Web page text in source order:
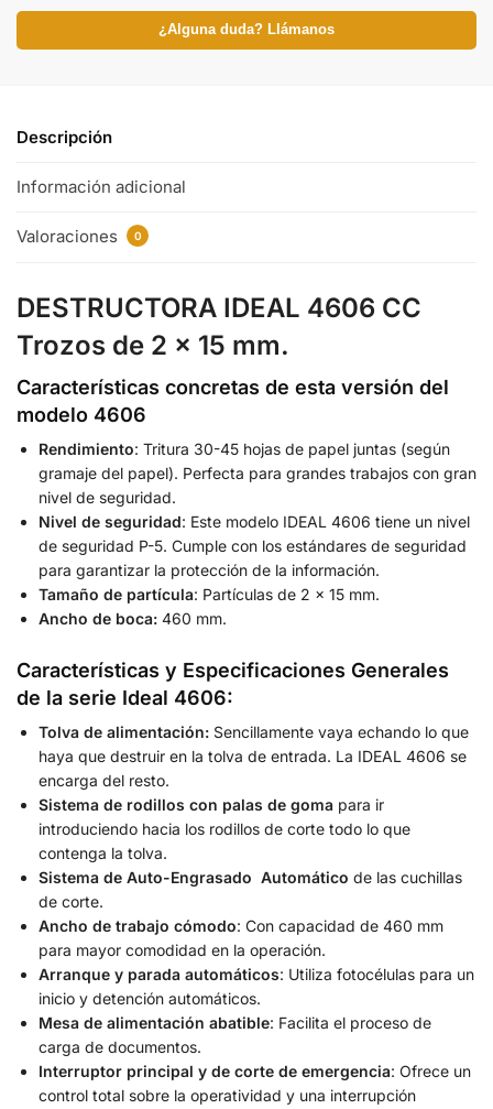
¿Alguna duda? Llámanos
Descripción
Información adicional
Valoraciones 0
DESTRUCTORA IDEAL 4606 CC
Trozos de 2 x 15 mm.
Características concretas de esta versión del
modelo 4606
Rendimiento: Tritura 30-45 hojas de papel juntas (según
gramaje del papel). Perfecta para grandes trabajos con gran
nivel de seguridad.
Nivel de seguridad: Este modelo IDEAL 4606 tiene un nivel
de seguridad P-5. Cumple con los estándares de seguridad
para garantizar la protección de la información.
Tamaño de partícula: Partículas de 2 x 15 mm.
Ancho de boca: 460 mm.
Características y Especificaciones Generales
de la serie Ideal 4606:
Tolva de alimentación: Sencillamente vaya echando lo que
haya que destruir en la tolva de entrada. La IDEAL 4606 se
encarga del resto.
Sistema de rodillos con palas de goma para ir
introduciendo hacia los rodillos de corte todo lo que
contenga la tolva.
Sistema de Auto-Engrasado Automático de las cuchillas
de corte.
Ancho de trabajo cómodo: Con capacidad de 460 mm
para mayor comodidad en la operación.
Arranque y parada automáticos: Utiliza fotocélulas para un
inicio y detención automáticos.
Mesa de alimentación abatible: Facilita el proceso de
carga de documentos.
Interruptor principal y de corte de emergencia: Ofrece un
control total sobre la operatividad y una interrupción